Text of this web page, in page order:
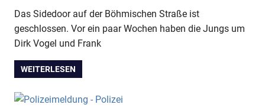
Das Sidedoor auf der Böhmischen Straße ist
geschlossen. Vor ein paar Wochen haben die Jungs um
Dirk Vogel und Frank
WEITERLESEN